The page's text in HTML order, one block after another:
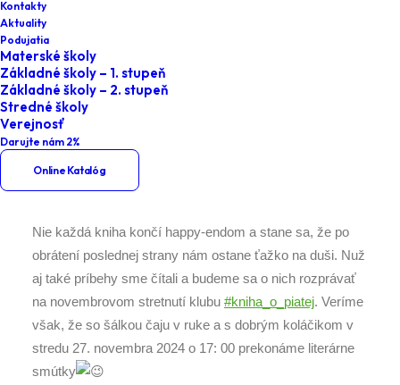
Kontakty
Aktuality
Podujatia
Materské školy
Základné školy – 1. stupeň
Základné školy – 2. stupeň
Stredné školy
Verejnosť
Darujte nám 2%
Online Katalóg
Home
Minulé
Kniha o piatej – Dobrý deň, smútok
Nie každá kniha končí happy-endom a stane sa, že po
obrátení poslednej strany nám ostane ťažko na duši. Nuž
aj také príbehy sme čítali a budeme sa o nich rozprávať
na novembrovom stretnutí klubu #kniha_o_piatej. Veríme
však, že so šálkou čaju v ruke a s dobrým koláčikom v
stredu 27. novembra 2024 o 17: 00 prekonáme literárne
smútky